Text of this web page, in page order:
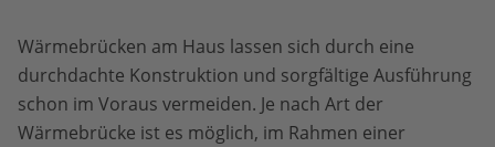
Wärmebrücken am Haus lassen sich durch eine
durchdachte Konstruktion und sorgfältige Ausführung
schon im Voraus vermeiden. Je nach Art der
Wärmebrücke ist es möglich, im Rahmen einer